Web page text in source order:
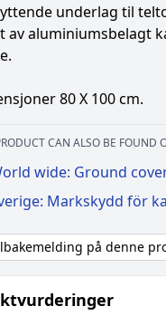
underlag til
av aluminiumsbelagt
80 X 100 cm.
CAN ALSO BE FOUND
wide: Ground
Markskydd för
på denne